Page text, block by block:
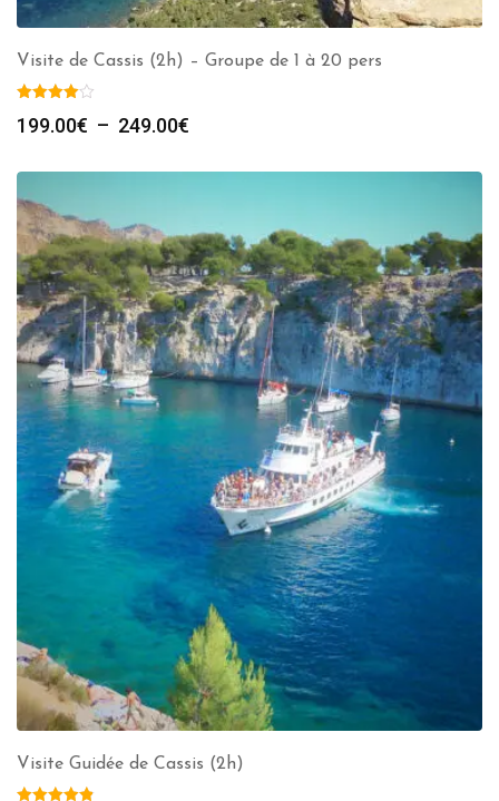
Visite de Cassis (2h) – Groupe de 1 à 20 pers
199.00€ – 249.00€
prix :
249.00€
Visite Guidée de Cassis (2h)